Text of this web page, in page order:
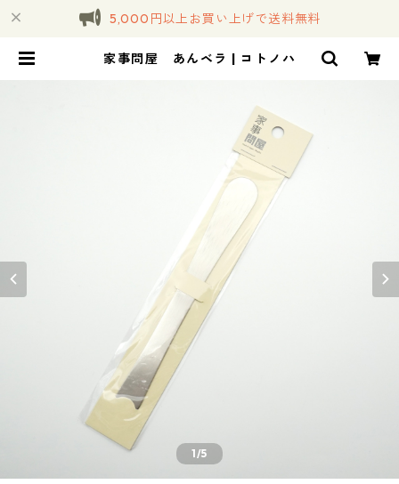
5,000円以上お買い上げで送料無料
家事問屋 あんベラ | コトノハ
1/5